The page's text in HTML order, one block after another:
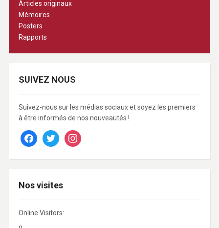
Articles originaux
Mémoires
Posters
Rapports
SUIVEZ NOUS
Suivez-nous sur les médias sociaux et soyez les premiers
à être informés de nos nouveautés !
facebooktwitter instagram
Nos visites
Online Visitors: